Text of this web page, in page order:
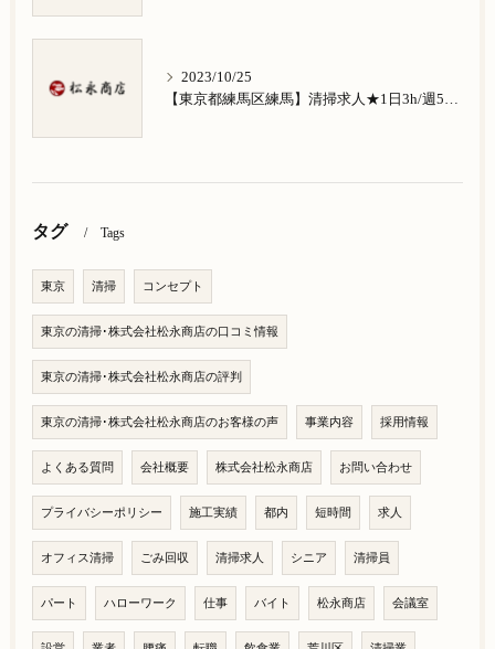
2023/10/25
【東京都練馬区練馬】清掃求人★1日3h/週5日/祝日お休み★南大泉在住の方歓迎
タグ Tags
東京 清掃 コンセプト
東京の清掃･株式会社松永商店の口コミ情報
東京の清掃･株式会社松永商店の評判
東京の清掃･株式会社松永商店のお客様の声 事業内容 採用情報
よくある質問 会社概要 株式会社松永商店 お問い合わせ
プライバシーポリシー 施工実績 都内 短時間 求人
オフィス清掃 ごみ回収 清掃求人 シニア 清掃員
パート ハローワーク 仕事 バイト 松永商店 会議室